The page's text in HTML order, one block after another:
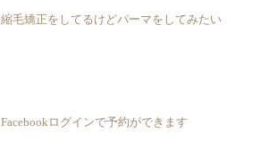
縮毛矯正をしてるけどパーマをしてみたい
Facebookログインで予約ができます